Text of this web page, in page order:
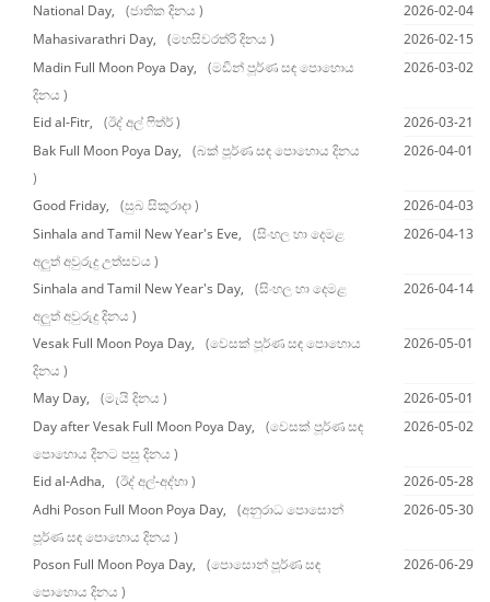
National Day, (ජාතික දිනය )
2026-02-04
Mahasivarathri Day,
(මහසිවරත්රි දිනය )
2026-02-15
Madin Full Moon Poya Day,
(මඩින් පූර්ණ සඳ පොහොය
දිනය )
2026-03-02
Eid al-Fitr, (ඊද් අල් ෆිත්ර් )
2026-03-21
Bak Full Moon Poya Day,
(බක් පූර්ණ සඳ පොහොය දිනය
)
2026-04-01
Good Friday, (සුබ සිකුරාදා )
2026-04-03
Sinhala and Tamil New Year's Eve,
(සිංහල හා දෙමළ
අලුත් අවුරුදු උත්සවය )
2026-04-13
Sinhala and Tamil New Year's Day,
(සිංහල හා දෙමළ
අලුත් අවුරුදු දිනය )
2026-04-14
Vesak Full Moon Poya Day,
(වෙසක් පූර්ණ සඳ පොහොය
දිනය )
2026-05-01
May Day, (මැයි දිනය )
2026-05-01
Day after Vesak Full Moon Poya Day,
(වෙසක් පූර්ණ සඳ
පොහොය දිනට පසු දිනය )
2026-05-02
Eid al-Adha, (ඊද් අල්-අද්හා )
2026-05-28
Adhi Poson Full Moon Poya Day,
(අනුරාධ පොසොන්
පූර්ණ සඳ පොහොය දිනය )
2026-05-30
Poson Full Moon Poya Day,
(පොසොන් පූර්ණ සඳ
පොහොය දිනය )
2026-06-29